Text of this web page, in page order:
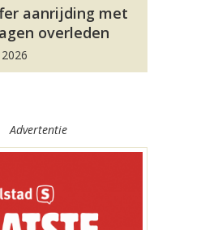
aanrijding met
overleden
Advertentie